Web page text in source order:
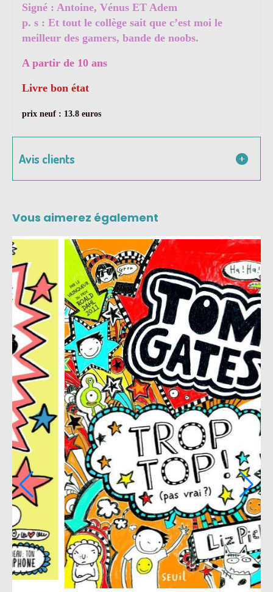
Signé : Antoine, Vénus ET Adem
p. s : Et tout le collège sait que c’est moi le
meilleur des gamers, bande de noobs.
A partir de 10 ans
Livre bon état
prix neuf : 13.8 euros
Avis clients
Vous aimerez également